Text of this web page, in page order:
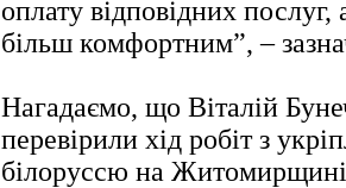
оплату відповідних
більш комфортним”, –
Нагадаємо, що Віталій
перевірили хід робіт з
білоруссю на